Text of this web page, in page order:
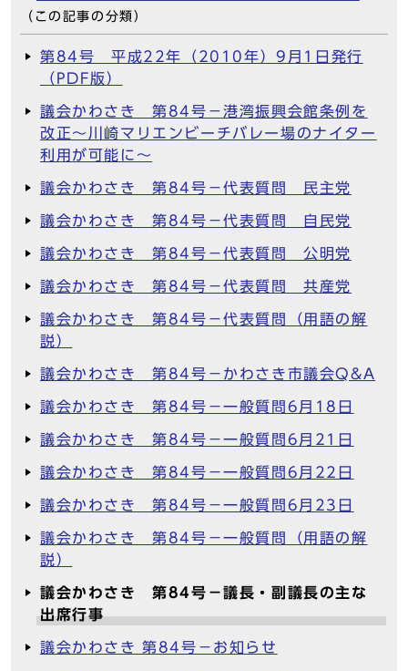
（この記事の分類）
第84号 平成22年（2010年）9月1日発行
（PDF版）
議会かわさき 第84号－港湾振興会館条例を
改正～川崎マリエンビーチバレー場のナイター
利用が可能に～
議会かわさき 第84号－代表質問 民主党
議会かわさき 第84号－代表質問 自民党
議会かわさき 第84号－代表質問 公明党
議会かわさき 第84号－代表質問 共産党
議会かわさき 第84号－代表質問（用語の解
説）
議会かわさき 第84号－かわさき市議会Q&A
議会かわさき 第84号－一般質問6月18日
議会かわさき 第84号－一般質問6月21日
議会かわさき 第84号－一般質問6月22日
議会かわさき 第84号－一般質問6月23日
議会かわさき 第84号－一般質問（用語の解
説）
議会かわさき 第84号－議長・副議長の主な
出席行事
議会かわさき 第84号－お知らせ